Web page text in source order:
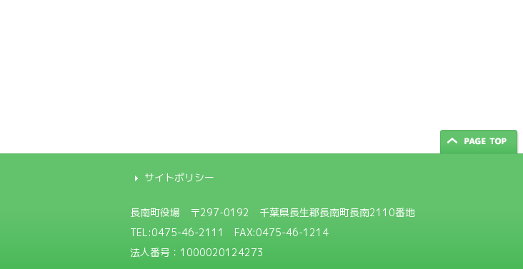
サイトポリシー
長南町役場
〒297-0192 千葉県長生郡長南町長南2110番地
TEL:0475-46-2111
FAX:0475-46-1214
法人番号：1000020124273